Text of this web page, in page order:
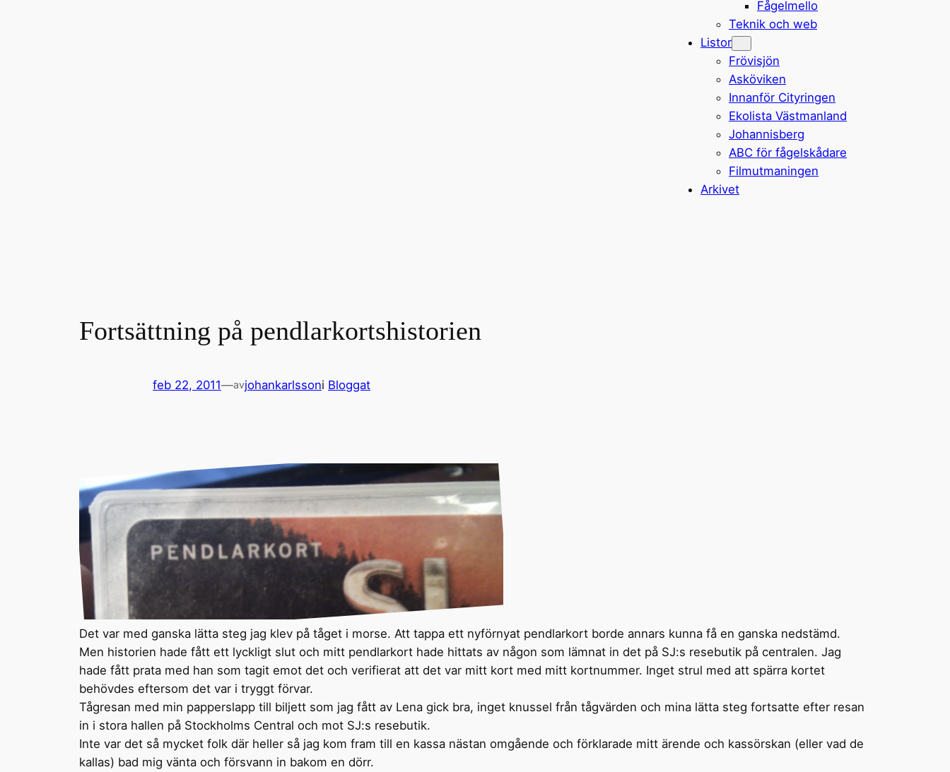
Fågelmello
Teknik och web
Listor
Frövisjön
Asköviken
Innanför Cityringen
Ekolista Västmanland
Johannisberg
ABC för fågelskådare
Filmutmaningen
Arkivet
Fortsättning på pendlarkortshistorien
feb 22, 2011—avjohankarlssoni Bloggat
Det var med ganska lätta steg jag klev på tåget i morse. Att tappa ett nyförnyat pendlarkort borde annars kunna få en ganska nedstämd.
Men historien hade fått ett lyckligt slut och mitt pendlarkort hade hittats av någon som lämnat in det på SJ:s resebutik på centralen. Jag
hade fått prata med han som tagit emot det och verifierat att det var mitt kort med mitt kortnummer. Inget strul med att spärra kortet
behövdes eftersom det var i tryggt förvar.
Tågresan med min papperslapp till biljett som jag fått av Lena gick bra, inget knussel från tågvärden och mina lätta steg fortsatte efter resan
in i stora hallen på Stockholms Central och mot SJ:s resebutik.
Inte var det så mycket folk där heller så jag kom fram till en kassa nästan omgående och förklarade mitt ärende och kassörskan (eller vad de
kallas) bad mig vänta och försvann in bakom en dörr.